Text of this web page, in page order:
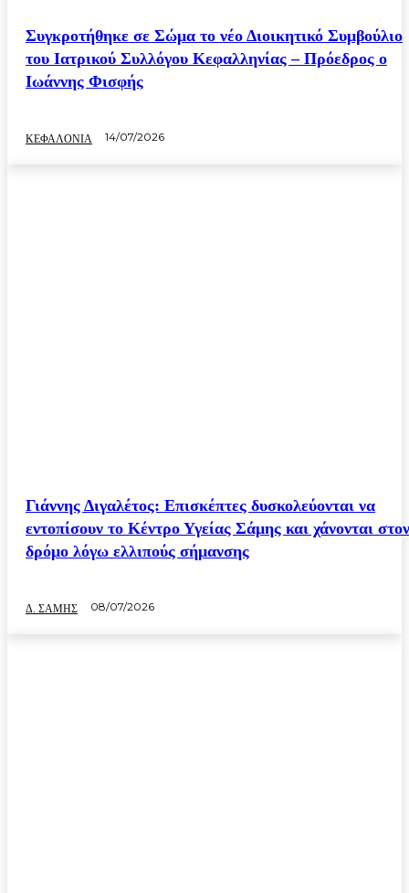
Συγκροτήθηκε σε Σώμα το νέο Διοικητικό Συμβούλιο
του Ιατρικού Συλλόγου Κεφαλληνίας – Πρόεδρος ο
Ιωάννης Φισφής
ΚΕΦΑΛΟΝΙΑ 14/07/2026
Γιάννης Διγαλέτος: Επισκέπτες δυσκολεύονται να
εντοπίσουν το Κέντρο Υγείας Σάμης και χάνονται στον
δρόμο λόγω ελλιπούς σήμανσης
Δ. ΣΑΜΗΣ 08/07/2026